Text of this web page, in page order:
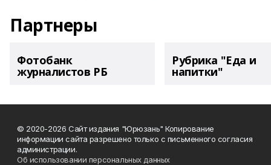
Партнеры
Фотобанк
журналистов РБ
Рубрика "Еда и
напитки"
© 2020-2026 Сайт издания "Юрюзань" Копирование
информации сайта разрешено только с письменного согласия
администрации.
Об использовании персональных данных